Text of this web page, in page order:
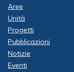
Aree
Unità
Progetti
Pubblicazioni
Notizie
Eventi